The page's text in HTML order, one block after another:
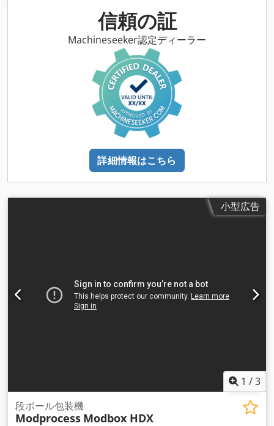
信頼の証
Machineseeker認定ディーラー
詳細情報はこちら
小型広告
1 /3
段ボール包装機
Modprocess Modbox HDX